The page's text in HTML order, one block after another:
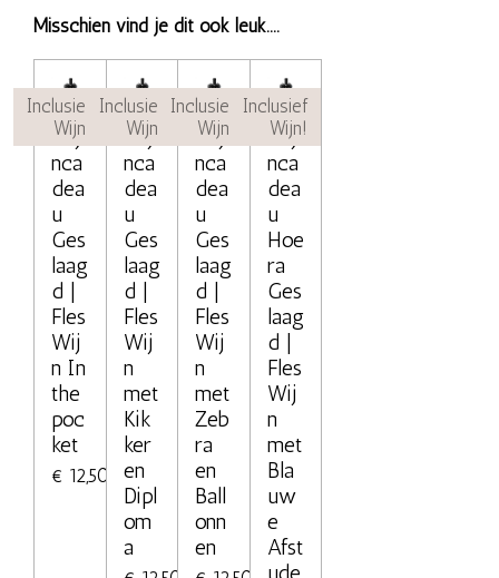
Misschien vind je dit ook leuk....
Inclusief
Wijn!
Wij
nca
dea
u
Ges
laag
d |
Fles
Wij
n In
the
poc
ket
€ 12,50
Inclusief
Wijn!
Wij
nca
dea
u
Ges
laag
d |
Fles
Wij
n
met
Kik
ker
en
Dipl
om
a
Inclusief
Wijn!
Wij
nca
dea
u
Ges
laag
d |
Fles
Wij
n
met
Zeb
ra
en
Ball
onn
en
Inclusief
Wijn!
Wij
nca
dea
u
Hoe
ra
Ges
laag
d |
Fles
Wij
n
met
Bla
uw
e
Afst
ude